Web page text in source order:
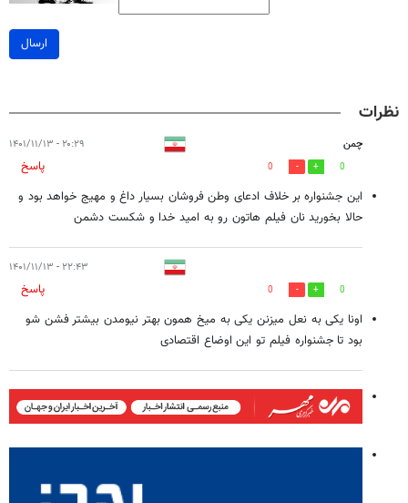
ارسال
نظرات
چمن ۲۰:۲۹ - ۱۴۰۱/۱۱/۱۳
0
0
پاسخ
این جشنواره بر خلاف ادعای وطن فروشان بسیار داغ و مهیج خواهد بود و
حالا بخورید نان فیلم هاتون رو به امید خدا و شکست دشمن
۲۲:۴۳ - ۱۴۰۱/۱۱/۱۳
0
0
پاسخ
اونا یکی به نعل میزنن یکی به میخ همون بهتر نیومدن بیشتر فشن شو
بود تا جشنواره فیلم تو این اوضاع اقتصادی